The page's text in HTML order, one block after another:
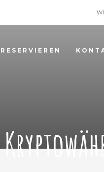
RESERVIEREN